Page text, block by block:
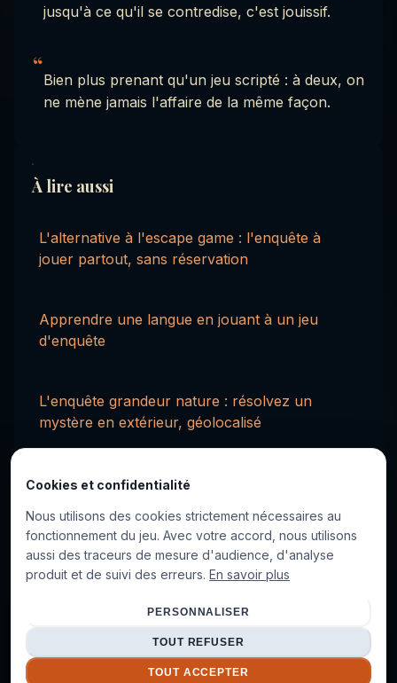
jusqu'à ce qu'il se contredise, c'est jouissif.
“Bien plus prenant qu'un jeu scripté : à deux, on
ne mène jamais l'affaire de la même façon.
À lire aussi
L'alternative à l'escape game : l'enquête à
jouer partout, sans réservation
Apprendre une langue en jouant à un jeu
d'enquête
L'enquête grandeur nature : résolvez un
mystère en extérieur, géolocalisé
Prêt à interroger votre premier suspect ?
Lancez votre première enquête, posez les
questions que vous voulez et démasquez le
requis pour commencer.
JOUER MAINTENANT
Cookies et confidentialité
Nous utilisons des cookies strictement nécessaires au
fonctionnement du jeu. Avec votre accord, nous utilisons
aussi des traceurs de mesure d'audience, d'analyse
produit et de suivi des erreurs. En savoir plus
PERSONNALISER
TOUT REFUSER
TOUT ACCEPTER